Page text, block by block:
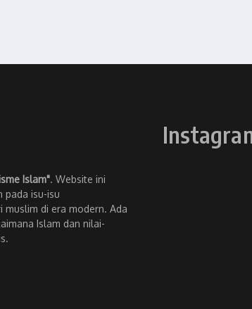
Islam". Website ini
pada isu-isu
muslim di era modern. Ada
Islam dan nilai-